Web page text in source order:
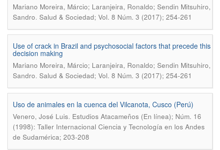
Mariano Moreira, Márcio; Laranjeira, Ronaldo; Sendin Mitsuhiro,
Sandro. Salud & Sociedad; Vol. 8 Núm. 3 (2017); 254-261
Use of crack in Brazil and psychosocial factors that precede this
decision making
Mariano Moreira, Márcio; Laranjeira, Ronaldo; Sendin Mitsuhiro,
Sandro. Salud & Sociedad; Vol. 8 Núm. 3 (2017); 254-261
Uso de animales en la cuenca del Vilcanota, Cusco (Perú)
Venero, José Luis. Estudios Atacameños (En línea); Núm. 16
(1998): Taller Internacional Ciencia y Tecnología en los Andes
de Sudamérica; 203-208